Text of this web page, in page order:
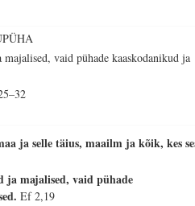
vaid pühade kaaskodanikud ja
ja selle täius, maailm ja kõik, kes
ja majalised, vaid pühade
Ef 2,19